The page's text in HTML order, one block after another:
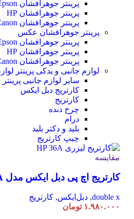
پرینتر جوهرافشان Epson
پرینتر جوهرافشان HP
پرینتر جوهرافشان Canon
پرینتر جوهرافشان عکس
پرینتر جوهرافشان Epson
پرینتر جوهرافشان HP
پرینتر جوهرافشان Canon
لوازم جانبی و یدکی پرینتر
سایر لوازم جانبی پرینتر
کارتریج دبل ایکس
کارتریج
چرخ دنده
درام
بلید و دکتر بلید
چیپ کارتریج
مقایسه
کارتریج اچ پی دبل ایکس مدل 36A
double x
, دبل‌ایکس, کارتریج
۱.۹۸۰.۰۰۰ تومان